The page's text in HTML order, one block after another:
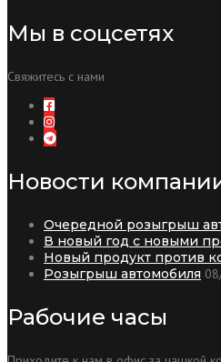
Мы в соцсетях
Свяжитесь с нами
Новости
Очередной розыгрыш
В новый год с новыми
Новый продукт против
Розыгрыш автомобиля
Рабочие часы